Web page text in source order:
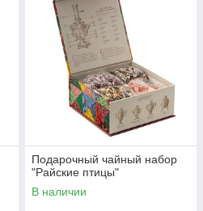
Подарочный чайный набор
"Райские птицы"
В наличии